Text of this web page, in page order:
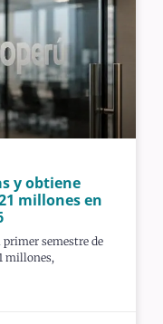
y obtiene
millones en
primer semestre de
millones,